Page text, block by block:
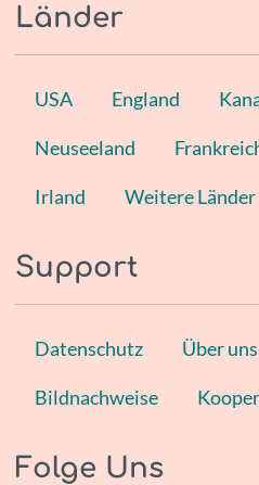
Länder
USA England
Neuseeland
Irland Weitere Länder
Support
Datenschutz Über uns
Bildnachweise
Folge Uns